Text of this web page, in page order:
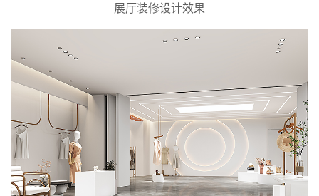
展厅装修设计效果